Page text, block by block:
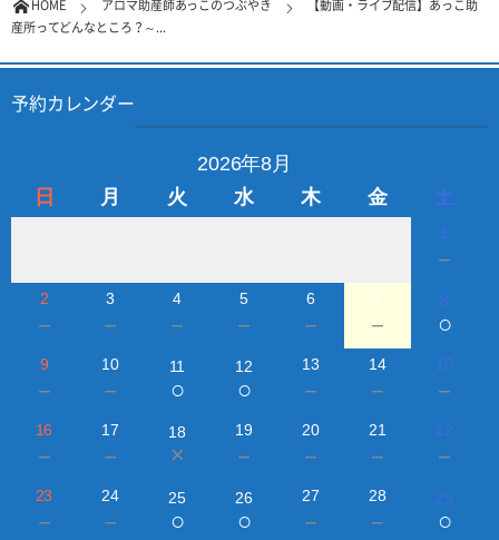
HOME アロマ助産師あっこのつぶやき
【動画・ライブ配信】あっこ助
産所ってどんなところ？～...
予約カレンダー
2026年8月
日
月 火 水 木 金 土
1
－
2
－
3
－
4
－
5
－
6
－
7
－
8
○
9
－
10
－
11
○
12
○
13
－
14
－
15
－
16
－
17
－
18
×
19
－
20
－
21
－
22
－
23
－
24
－
25
○
26
○
27
－
28
－
29
○